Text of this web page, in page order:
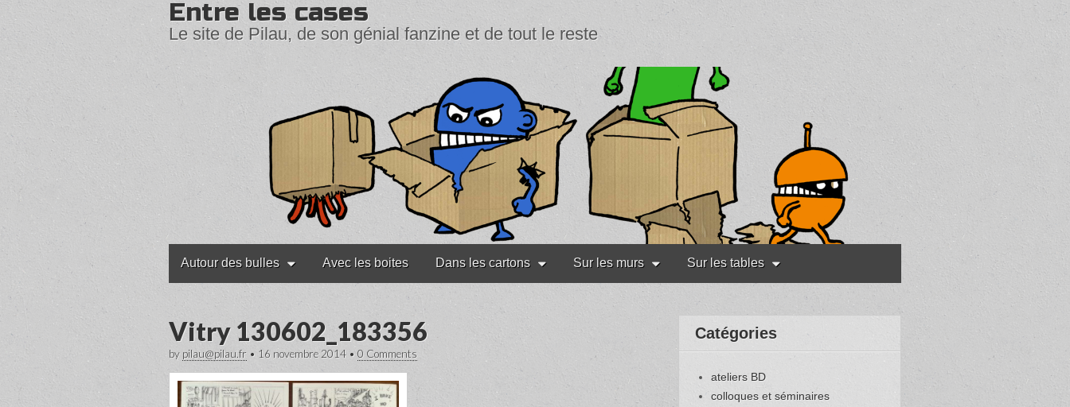
Entre les cases
Le site de Pilau, de son génial fanzine et de tout le reste
Main
menu
Autour des bulles Avec les boites Dans les cartons Sur les murs Sur les tables
Vitry 130602_183356
by pilau@pilau.fr • 16 novembre 2014 • 0 Comments
Catégories
ateliers BD
colloques et séminaires